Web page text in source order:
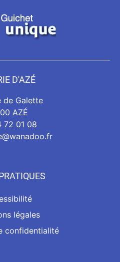
D'AZÉ
de Galette
AZÉ
72 01 08
légales
confidentialité